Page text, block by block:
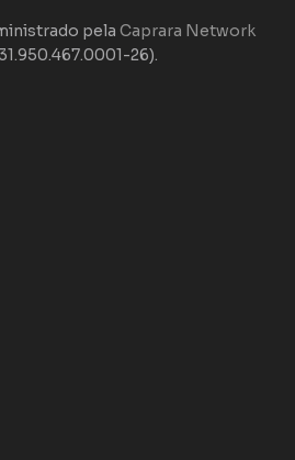
pela Caprara Network
26).